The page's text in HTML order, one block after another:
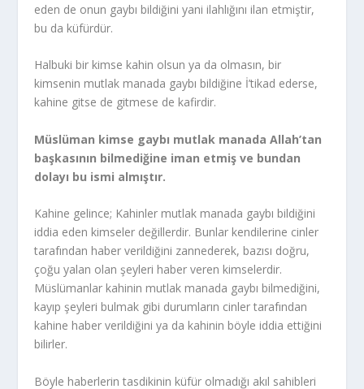
eden de onun gaybı bildiğini yani ilahlığını ilan etmiştir,
bu da küfürdür.
Halbuki bir kimse kahin olsun ya da olmasın, bir
kimsenin mutlak manada gaybı bildiğine İ’tikad ederse,
kahine gitse de gitmese de kafirdir.
Müslüman kimse gaybı mutlak manada Allah’tan
başkasının bilmediğine iman etmiş ve bundan
dolayı bu ismi almıştır.
Kahine gelince; Kahinler mutlak manada gaybı bildiğini
iddia eden kimseler değillerdir. Bunlar kendilerine cinler
tarafından haber verildiğini zannederek, bazısı doğru,
çoğu yalan olan şeyleri haber veren kimselerdir.
Müslümanlar kahinin mutlak manada gaybı bilmediğini,
kayıp şeyleri bulmak gibi durumların cinler tarafından
kahine haber verildiğini ya da kahinin böyle iddia ettiğini
bilirler.
Böyle haberlerin tasdikinin küfür olmadığı akıl sahibleri